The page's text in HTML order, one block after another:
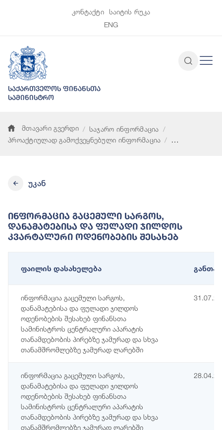
კონტაქტი
საიტის რუკა
ENG
საქართველოს ფინანსთა
სამინისტრო
მთავარი გვერდი
საჯარო ინფორმაცია
პროაქტიულად გამოქვეყნებული ინფორმაცია
უკან
Ინფორმაცია Გაცემული Სარგოს,
Დანამატებისა Და Ფულადი Ჯილდოს
Კვარტალური Ოდენობების Შესახებ
ფაილის დასახელება
ინფორმაცია გაცემული სარგოს,
დანამატებისა და ფულადი ჯილდოს
ოდენობების შესახებ ფინანსთა
სამინისტროს ცენტრალური აპარატის
თანამდებობის პირებზე ჯამურად და სხვა
თანამშრომლებზე ჯამურად ლარებში
ინფორმაცია გაცემული სარგოს,
დანამატებისა და ფულადი ჯილდოს
ოდენობების შესახებ ფინანსთა
სამინისტროს ცენტრალური აპარატის
თანამდებობის პირებზე ჯამურად და სხვა
თანამშრომლებზე ჯამურად ლარებში